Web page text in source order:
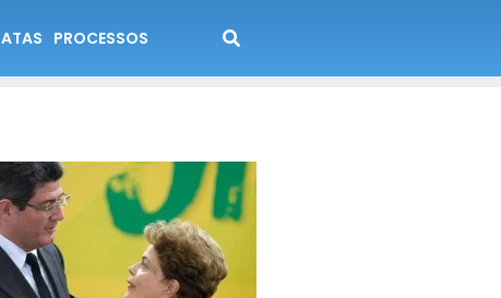
ATAS PROCESSOS